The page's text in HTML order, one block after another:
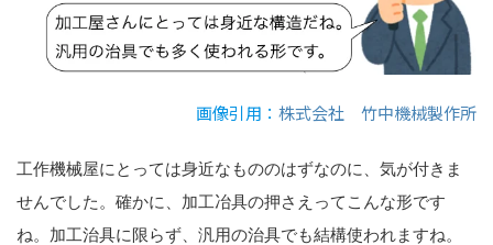
画像引用： 株式会社 竹中機械製作所
工作機械屋にとっては身近なもののはずなのに、気が付きま
せんでした。確かに、加工冶具の押さえってこんな形です
ね。加工治具に限らず、汎用の治具でも結構使われますね。